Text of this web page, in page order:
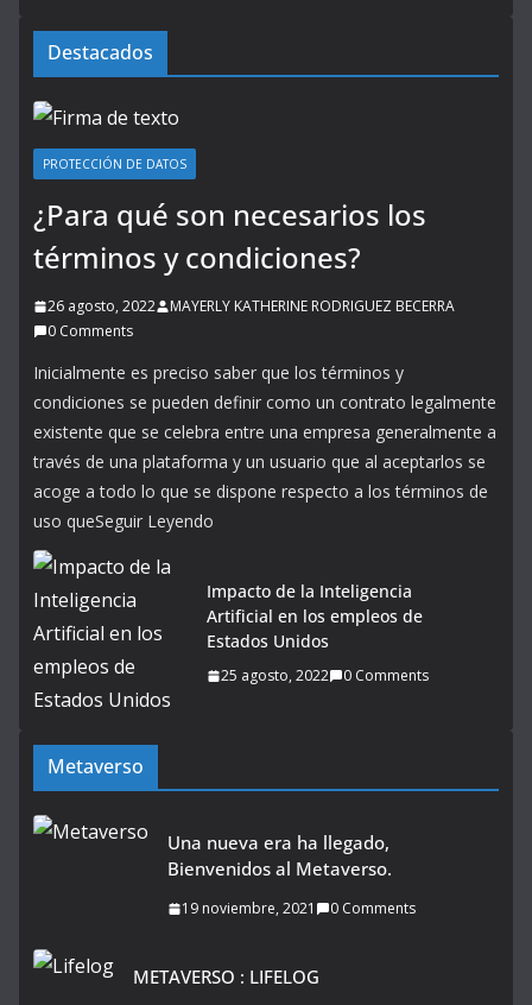
Destacados
PROTECCIÓN DE DATOS
¿Para qué son necesarios los
términos y condiciones?
26 agosto, 2022
MAYERLY KATHERINE RODRIGUEZ BECERRA
0 Comments
Inicialmente es preciso saber que los términos y
condiciones se pueden definir como un contrato legalmente
existente que se celebra entre una empresa generalmente a
través de una plataforma y un usuario que al aceptarlos se
acoge a todo lo que se dispone respecto a los términos de
uso queSeguir Leyendo
Impacto de la Inteligencia
Artificial en los empleos de
Estados Unidos
25 agosto, 2022 0 Comments
Metaverso
Una nueva era ha llegado,
Bienvenidos al Metaverso.
19 noviembre, 2021 0 Comments
METAVERSO : LIFELOG